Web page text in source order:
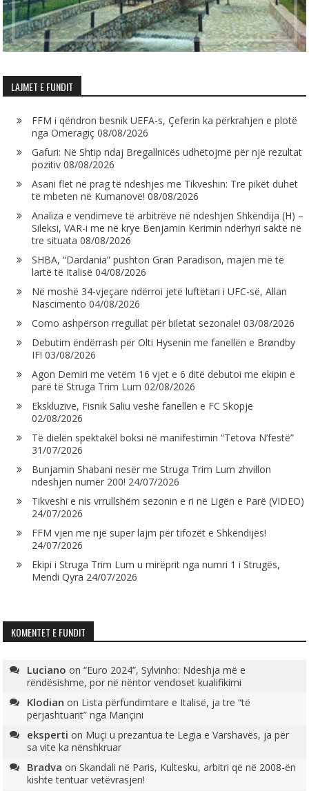
LAJMET E FUNDIT
FFM i qëndron besnik UEFA-s, Çeferin ka përkrahjen e plotë
nga Omeragiç 08/08/2026
Gafuri: Në Shtip ndaj Bregallnicës udhëtojmë për një rezultat
pozitiv 08/08/2026
Asani flet në prag të ndeshjes me Tikveshin: Tre pikët duhet
të mbeten në Kumanovë! 08/08/2026
Analiza e vendimeve të arbitrëve në ndeshjen Shkëndija (H) –
Sileksi, VAR-i me në krye Benjamin Kerimin ndërhyri saktë në
tre situata 08/08/2026
SHBA, “Dardania” pushton Gran Paradison, majën më të
lartë të Italisë 04/08/2026
Në moshë 34-vjeçare ndërroi jetë luftëtari i UFC-së, Allan
Nascimento 04/08/2026
Como ashpërson rregullat për biletat sezonale! 03/08/2026
Debutim ëndërrash për Olti Hysenin me fanellën e Brøndby
IF! 03/08/2026
Agon Demiri me vetëm 16 vjet e 6 ditë debutoi me ekipin e
parë të Struga Trim Lum 02/08/2026
Ekskluzive, Fisnik Saliu veshë fanellën e FC Skopje
02/08/2026
Të dielën spektakël boksi në manifestimin “Tetova N’festë”
31/07/2026
Bunjamin Shabani nesër me Struga Trim Lum zhvillon
ndeshjen numër 200! 24/07/2026
Tikveshi e nis vrrullshëm sezonin e ri në Ligën e Parë (VIDEO)
24/07/2026
FFM vjen me një super lajm për tifozët e Shkëndijës!
24/07/2026
Ekipi i Struga Trim Lum u mirëprit nga numri 1 i Strugës,
Mendi Qyra 24/07/2026
KOMENTET E FUNDIT
Luciano on“Euro 2024”, Sylvinho: Ndeshja më e
rëndësishme, por në nëntor vendoset kualifikimi
Klodian on Lista përfundimtare e Italisë, ja tre “të
përjashtuarit” nga Mançini
eksperti on Muçi u prezantua te Legia e Varshavës, ja për
sa vite ka nënshkruar
Bradva onSkandali në Paris, Kultesku, arbitri që në 2008-ën
kishte tentuar vetëvrasjen!